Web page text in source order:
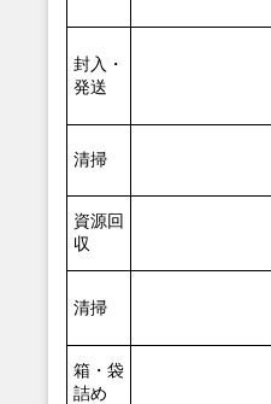
封入・
発送
清掃
資源回
収
清掃
箱・袋
詰め